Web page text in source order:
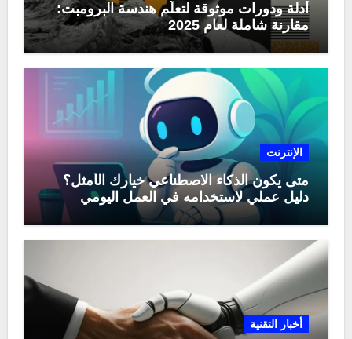
أدلة ودورات موثوقة لتعلّم هندسة البرومبت:
مقارنة شاملة لعام 2025
الإنترنت
متى يكون الذكاء الاصطناعي خيارك الأمثل؟
دليل عملي لاستخدامه في العمل اليومي
أخبار التقنية